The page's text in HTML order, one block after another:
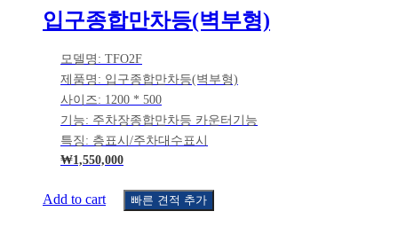
입구종합만차등(벽부형)
모델명: TFO2F
제품명: 입구종합만차등(벽부형)
사이즈: 1200 * 500
기능: 주차장종합만차등 카운터기능
특징: 층표시/주차대수표시
₩1,550,000
Add to cart 빠른 견적 추가